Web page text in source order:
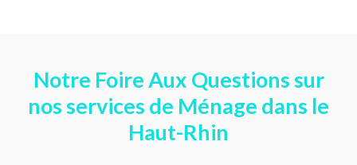
Notre Foire Aux Questions sur
nos services de Ménage dans le
Haut-Rhin